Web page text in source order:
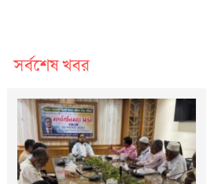
সর্বশেষ খবর